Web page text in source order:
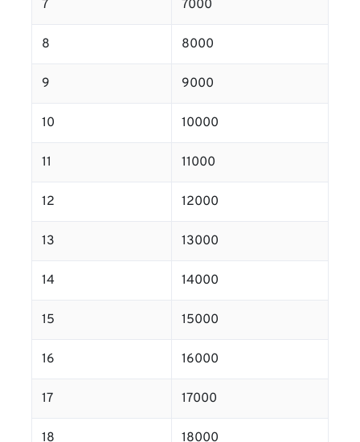
7 7000
8 8000
9 9000
10 10000
11 11000
12 12000
13 13000
14 14000
15 15000
16 16000
17 17000
18 18000